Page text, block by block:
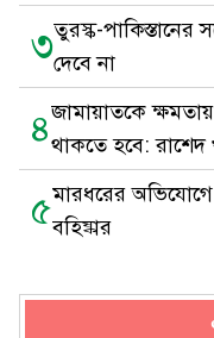
৩তুরস্ক-পাকিস্তানের
দেবে না
৪জামায়াতকে
থাকতে হবে: রাশেদ
৫মারধরের
বহিষ্কার